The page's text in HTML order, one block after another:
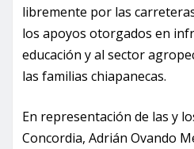
libremente por las
los apoyos otorgados en
educación y al sector
las familias chiapanecas.
En representación de las y
Concordia, Adrián Ovando